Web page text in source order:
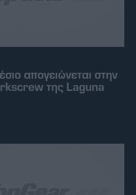
απογειώνεται στην
της Laguna